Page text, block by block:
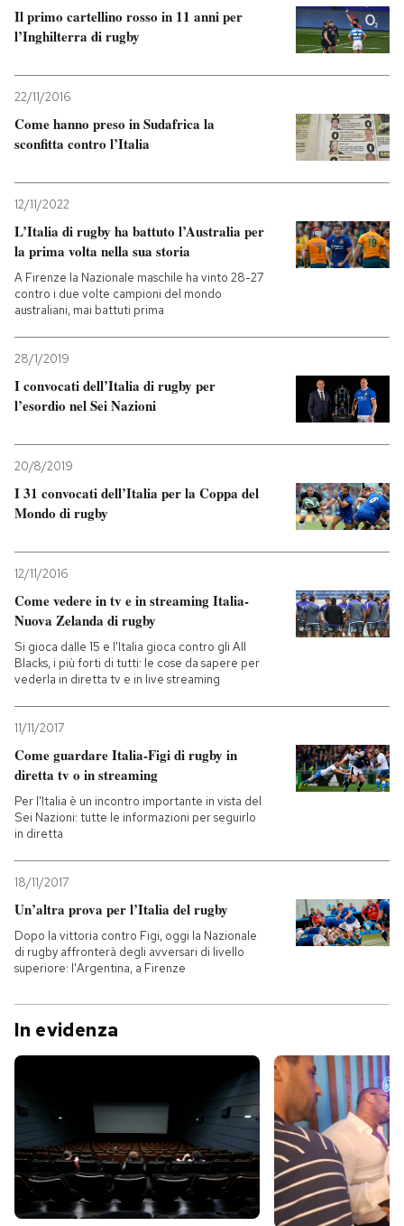
Il primo cartellino rosso in 11 anni per
l’Inghilterra di rugby
22/11/2016
Come hanno preso in Sudafrica la
sconfitta contro l’Italia
12/11/2022
L’Italia di rugby ha battuto l’Australia per
la prima volta nella sua storia
A Firenze la Nazionale maschile ha vinto 28-27
contro i due volte campioni del mondo
australiani, mai battuti prima
28/1/2019
I convocati dell’Italia di rugby per
l’esordio nel Sei Nazioni
20/8/2019
I 31 convocati dell’Italia per la Coppa del
Mondo di rugby
12/11/2016
Come vedere in tv e in streaming Italia-
Nuova Zelanda di rugby
Si gioca dalle 15 e l'Italia gioca contro gli All
Blacks, i più forti di tutti: le cose da sapere per
vederla in diretta tv e in live streaming
11/11/2017
Come guardare Italia-Figi di rugby in
diretta tv o in streaming
Per l'Italia è un incontro importante in vista del
Sei Nazioni: tutte le informazioni per seguirlo
in diretta
18/11/2017
Un’altra prova per l’Italia del rugby
Dopo la vittoria contro Figi, oggi la Nazionale
di rugby affronterà degli avversari di livello
superiore: l'Argentina, a Firenze
In evidenza